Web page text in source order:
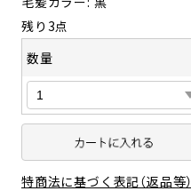
残り3点
数量
特商法に基づく表記（返品等）